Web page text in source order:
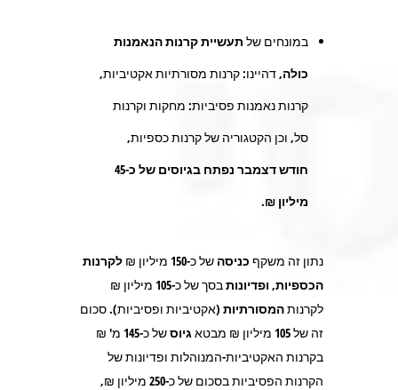
במונחים של תעשיית קרנות הנאמנות
כולה, דהיינו: קרנות מסורתיות אקטיביות,
קרנות נאמנות פסיביות: מחקות וקרנות
סל, וכן הקטגוריה של קרנות כספיות,
חודש דצמבר נפתח בגיוסים של כ-45
מיליון ₪.
נתון זה משקף כניסה של כ-150 מיליון ₪ לקרנות
הכספיות, ופדיונותבסך של כ-105 מיליון ₪
לקרנותהמסורתיות (אקטיביות ופסיביות).סכום
זה של 105 מיליון ₪ מבטא
גיוסשל כ-145 מ' ₪
בקרנות האקטיביות-המנוהלות ופדיונות של
הקרנות הפסיביות בסכום של כ-250 מיליון ₪,